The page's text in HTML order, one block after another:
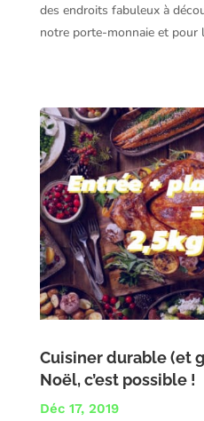
des endroits fabuleux à
notre porte-monnaie et pour
Cuisiner durable (et
Noël, c’est possible !
Déc 17, 2019